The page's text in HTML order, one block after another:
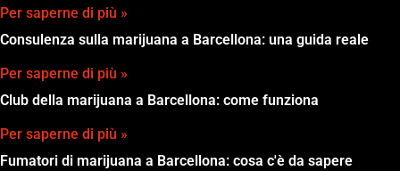
Per saperne di più »
Consulenza sulla marijuana a Barcellona: una guida reale
Per saperne di più »
Club della marijuana a Barcellona: come funziona
Per saperne di più »
Fumatori di marijuana a Barcellona: cosa c'è da sapere